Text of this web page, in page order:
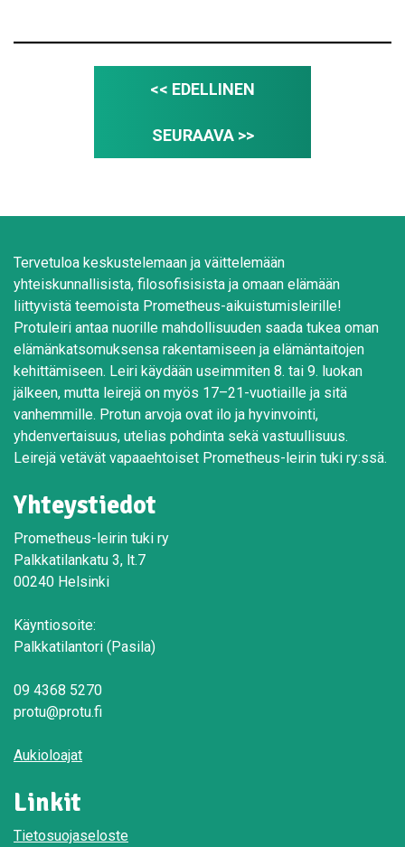
<< EDELLINEN
SEURAAVA >>
Tervetuloa keskustelemaan ja väittelemään
yhteiskunnallisista, filosofisisista ja omaan elämään
liittyvistä teemoista Prometheus-aikuistumisleirille!
Protuleiri antaa nuorille mahdollisuuden saada tukea oman
elämänkatsomuksensa rakentamiseen ja elämäntaitojen
kehittämiseen. Leiri käydään useimmiten 8. tai 9. luokan
jälkeen, mutta leirejä on myös 17–21-vuotiaille ja sitä
vanhemmille. Protun arvoja ovat ilo ja hyvinvointi,
yhdenvertaisuus, utelias pohdinta sekä vastuullisuus.
Leirejä vetävät vapaaehtoiset Prometheus-leirin tuki ry:ssä.
Yhteystiedot
Prometheus-leirin tuki ry
Palkkatilankatu 3, lt.7
00240 Helsinki
Käyntiosoite:
Palkkatilantori (Pasila)
09 4368 5270
protu@protu.fi
Aukioloajat
Linkit
Tietosuojaseloste